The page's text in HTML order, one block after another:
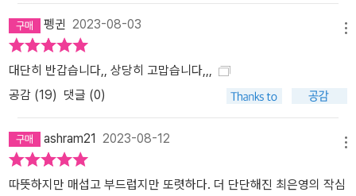
가 달라지기 시작한 건 언제부터였을까. 어느 날 집 앞에 검은색 세단
이 멈춰 서더니 그 안에서 뜻밖에 언니가 내린다. 언니는 당황스러워
하며 우연히 만난 학교 선생이 태워다줬을 뿐이라고 변명하듯 말하지
만 ‘나’는 언니가 거짓말을 하고 있음을 알아챈다. 그리고 언니는 스물
한 살이 되던 해에 자신보다 열다섯 살이 많은 그 선생과 결혼할 거라
지만 정작 그는 상견례 자리에서, 그리고 결혼한 뒤에도 거리낄 게 없
다는 듯 천연덕스럽게, 노골적으로 언니를 무시한다. ‘나’는 그런 그의
펭귄 2023-08-03
대단히 반갑습니다,, 상당히 고맙습니다,,,
공감 (19) 댓글 (0)
ashram21 2023-08-12
따뜻하지만 매섭고 부드럽지만 또렷하다. 더 단단해진 최은영의 작심